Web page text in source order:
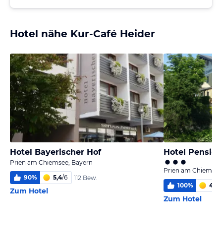
Hotel nähe Kur-Café Heider
Hotel Bayerischer Hof
Prien am Chiemsee, Bayern
90% 5,4/6 112 Bew.
Zum Hotel
Hotel
Prien am
100% 4,2
Zum Hotel